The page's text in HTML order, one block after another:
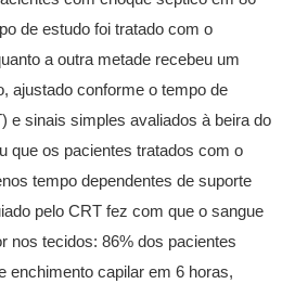
de estudo foi tratado com o
a outra metade recebeu um
ajustado conforme o tempo de
e sinais simples avaliados à beira do
que os pacientes tratados com o
tempo dependentes de suporte
pelo CRT fez com que o sangue
nos tecidos: 86% dos pacientes
enchimento capilar em 6 horas,